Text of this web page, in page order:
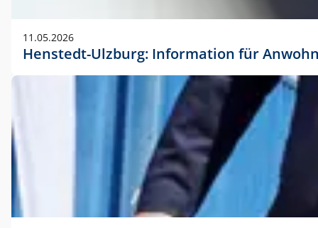
11.05.2026
Henstedt-Ulzburg: Information für